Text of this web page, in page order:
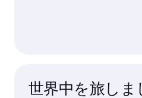
世界中を旅しま